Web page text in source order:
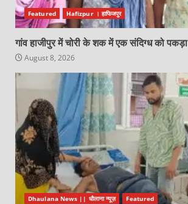
Featured Hafizpur । हाफिजपुर
गांव हाजीपुर में चोरी के शक में एक संदिग्ध को पकड़ा
August 8, 2026
Dhaulana News || धौलाना न्यूज़ Featured